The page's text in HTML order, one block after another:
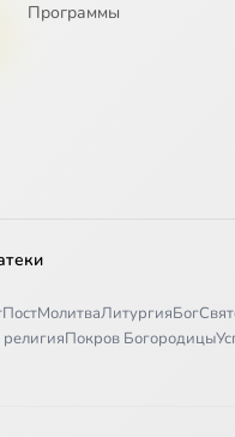
Программы
ПостМолитваЛитургияБог
Покров Богородицы